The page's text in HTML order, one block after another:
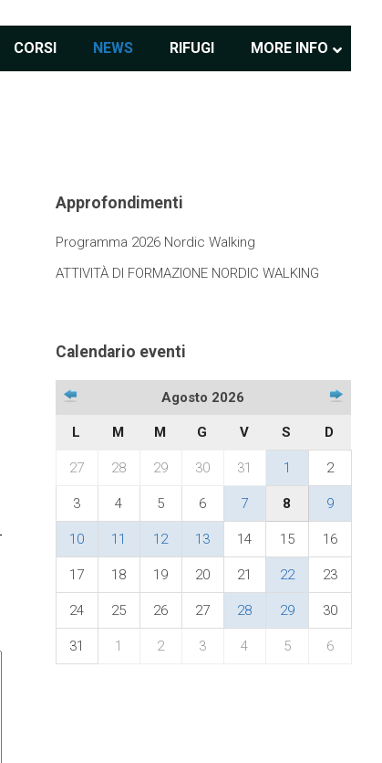
CORSI NEWS RIFUGI MORE INFO
Approfondimenti
Programma 2026 Nordic Walking
ATTIVITÀ DI FORMAZIONE NORDIC WALKING
Calendario eventi
Agosto 2026
L M M G V S D
27 28 29 30 31 1 2
3 4 5 6 7 8 9
10 11 12 13 14 15 16
17 18 19 20 21 22 23
24 25 26 27 28 29 30
31 1 2 3 4 5 6